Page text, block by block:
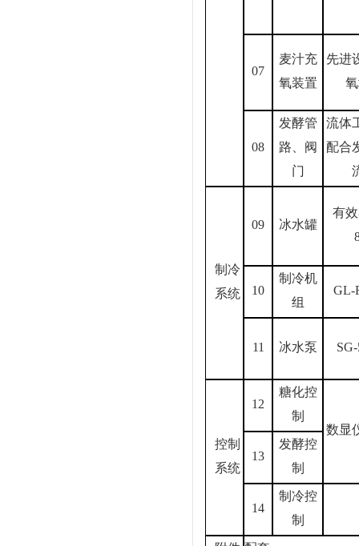
07
麦汁充
氧装置
先进
08
发酵管
路、阀
门
流体
配合
制冷
系统
09 冰水罐
有
10
制冷机
组
GL-
11 冰水泵
控制
系统
12
糖化控
制
数显
13
发酵控
制
14
制冷控
制